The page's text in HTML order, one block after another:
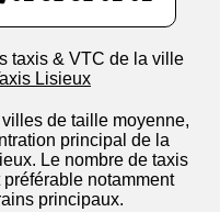
taxis & VTC de la ville
Lisieux
de taille moyenne,
principal de la
Le nombre de taxis
notamment
principaux.